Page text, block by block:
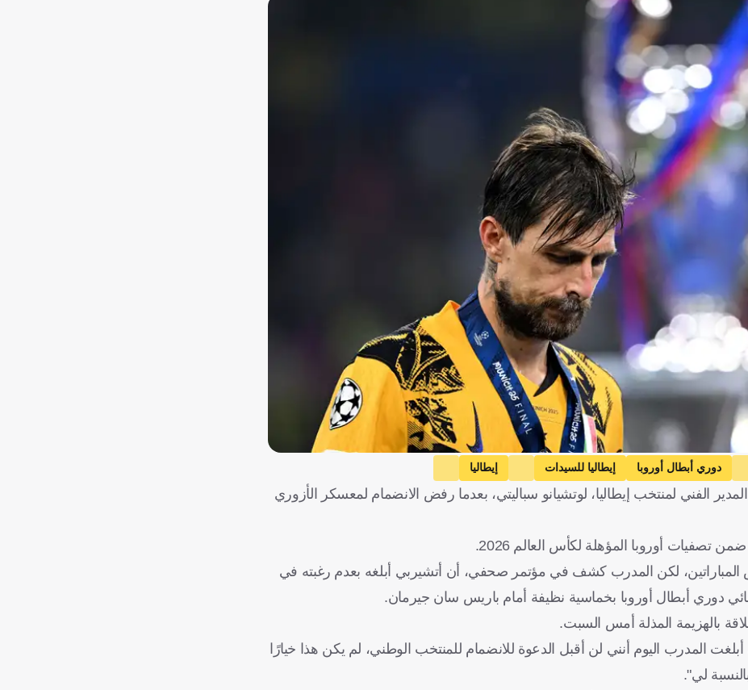
دوري أبطال أوروبا إيطاليا للسيدات
إيطاليا
سباليتي إيطاليا كرة قدم
الفني لمنتخب إيطاليا، لوتشيانو سباليتي، بعدما رفض الانضمام لمعسكر الأزوري
تصفيات أوروبا المؤهلة لكأس العالم 2026.
المباراتين، لكن المدرب كشف في مؤتمر صحفي، أن أتشيربي أبلغه بعدم رغبته في
بالهزيمة المذلة أمس السبت.
المدرب اليوم أنني لن أقبل الدعوة للانضمام للمنتخب الوطني، لم يكن هذا خيارًا
لي".